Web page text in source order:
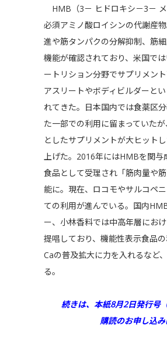
HMB（3－ ヒドロキシ－3－ メ
必須アミノ酸ロイシンの代謝産
進や筋タンパクの分解抑制、筋
機能が確認されており、米国で
ートリション分野でサプリメント
アスリートやボディビルダーと
れてきた。日本国内では食薬区
た一部での利用に留まっていた
としたサプリメントが大ヒット
上げた。2016年にはHMBを関与
食品として受理され「筋肉量や
能に。現在、ロコモやサルコペ
ての利用が進んでいる。国内
ー、小林香料では中高年層にお
提唱しており、機能性表示食品
Caの普及拡大に力を入れるなど
る。
続きは、本紙8月2日発行号
購読のお申し込